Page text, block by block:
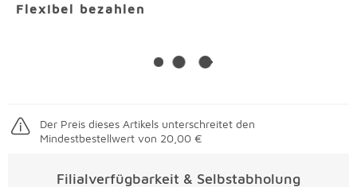
Flexibel bezahlen
Der Preis dieses Artikels unterschreitet den
Mindestbestellwert von 20,00 €
Filialverfügbarkeit & Selbstabholung